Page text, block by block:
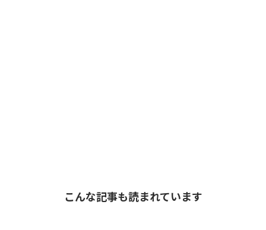
こんな記事も読まれています